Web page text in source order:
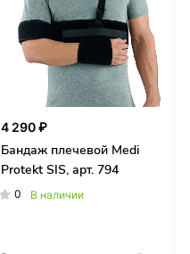
4 290 ₽
Бандаж плечевой Medi
Protekt SIS, арт. 794
0 В наличии